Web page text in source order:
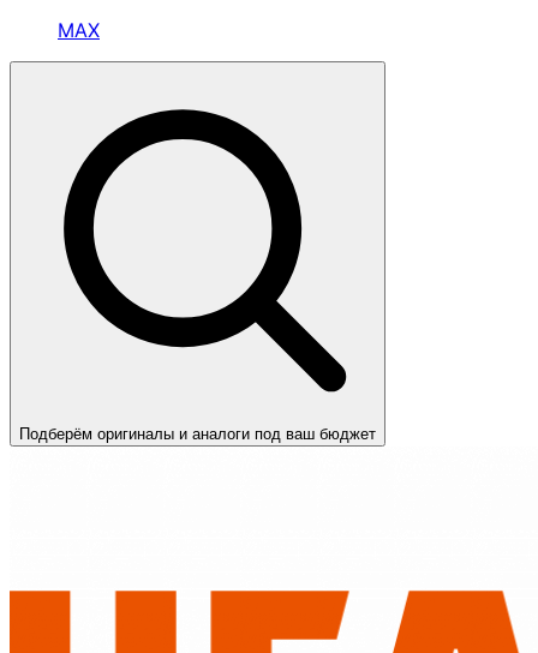
MAX
Подберём оригиналы и аналоги под ваш бюджет